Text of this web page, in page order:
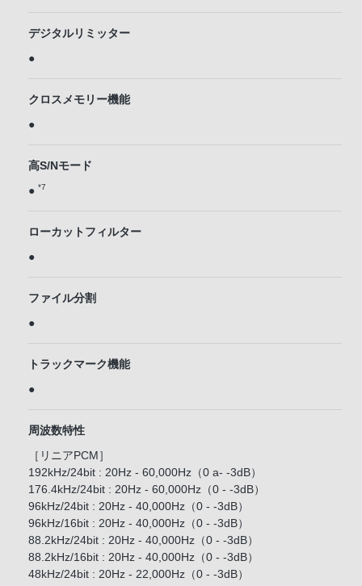
デジタルリミッター
●
クロスメモリー機能
●
高S/Nモード
● *7
ローカットフィルター
●
ファイル分割
●
トラックマーク機能
●
周波数特性
［リニアPCM］
192kHz/24bit : 20Hz - 60,000Hz（0 a- -3dB）
176.4kHz/24bit : 20Hz - 60,000Hz（0 - -3dB）
96kHz/24bit : 20Hz - 40,000Hz（0 - -3dB）
96kHz/16bit : 20Hz - 40,000Hz（0 - -3dB）
88.2kHz/24bit : 20Hz - 40,000Hz（0 - -3dB）
88.2kHz/16bit : 20Hz - 40,000Hz（0 - -3dB）
48kHz/24bit : 20Hz - 22,000Hz（0 - -3dB）